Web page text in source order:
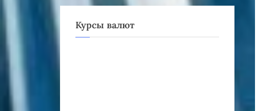
Курсы валют